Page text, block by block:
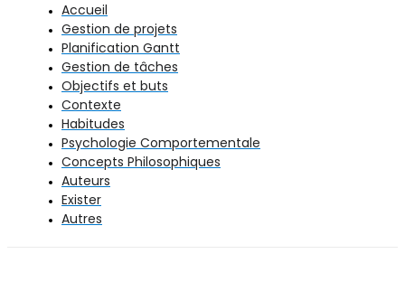
Accueil
Gestion de projets
Planification Gantt
Gestion de tâches
Objectifs et buts
Contexte
Habitudes
Psychologie Comportementale
Concepts Philosophiques
Auteurs
Exister
Autres